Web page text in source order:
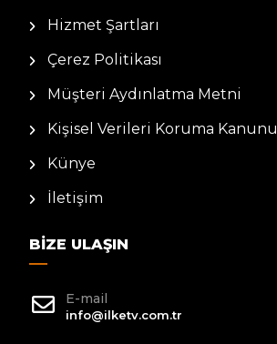
Hizmet Şartları
Çerez Politikası
Müşteri Aydınlatma Metni
Kişisel Verileri Koruma Kanunu
Künye
İletişim
BIZE ULAŞIN
E-mail
info@ilketv.com.tr